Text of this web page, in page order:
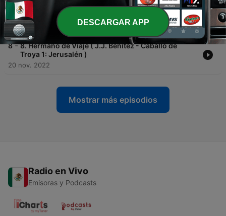
- 9. La Sombra del Níspero ( J.J. Benítez - Caballo de
Troya 1: Jerusalén )
08 feb. 2023
8 - 8. Hermano de Viaje ( J.J. Benítez - Caballo de
Troya 1: Jerusalén )
20 nov. 2022
Mostrar más episodios
Radio en Vivo
Emisoras y Podcasts
DESCARGAR APP